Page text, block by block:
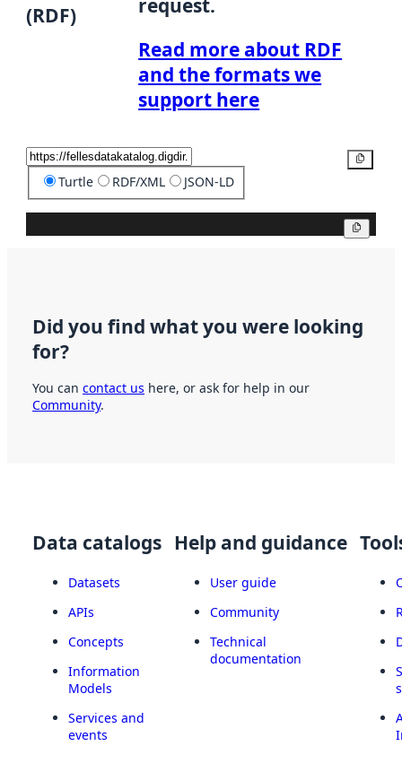
(RDF)
request.
Read more about RDF
and the formats we
support here
Turtle RDF/XML JSON-LD
Did you find what you were looking
for?
You can contact us here, or ask for help in our
Community.
Data catalogs
Datasets
APIs
Concepts
Information
Models
Services and
events
Help and guidance
User guide
Community
Technical
documentation